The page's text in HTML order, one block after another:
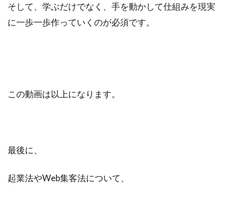
そして、学ぶだけでなく、手を動かして仕組みを現実
に一歩一歩作っていくのが必須です。
この動画は以上になります。
最後に、
起業法やWeb集客法について、